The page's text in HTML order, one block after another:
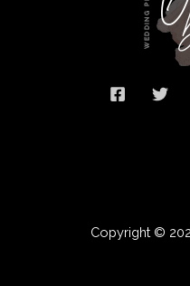
Copyright ©